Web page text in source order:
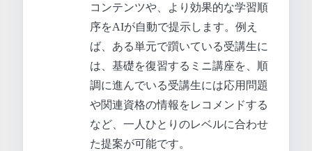
コンテンツや、より効果的な学習順
序をAIが自動で提示します。例え
ば、ある単元で躓いている受講生に
は、基礎を復習するミニ講座を、順
調に進んでいる受講生には応用問題
や関連資格の情報をレコメンドする
など、一人ひとりのレベルに合わせ
た提案が可能です。